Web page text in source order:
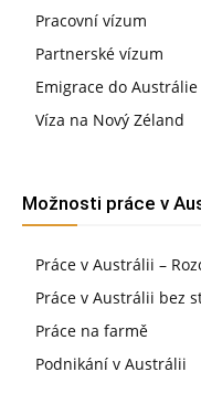
Pracovní vízum
Partnerské vízum
Emigrace do Austrálie
Víza na Nový Zéland
Možnosti práce v
Práce v Austrálii –
Práce v Austrálii bez
Práce na farmě
Podnikání v Austrálii